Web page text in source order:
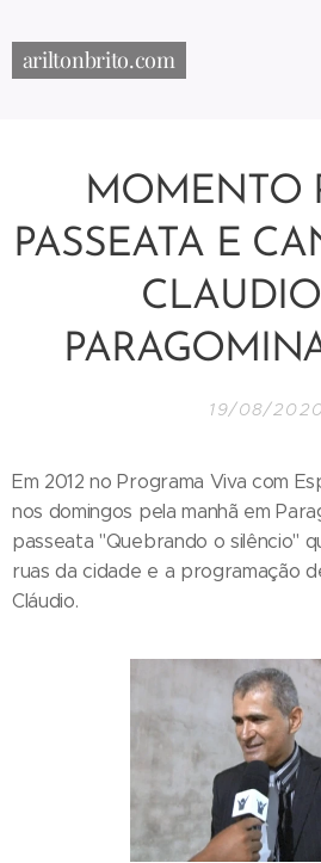
ariltonbrito.com
MOMENTO
PASSEATA E
19/08/
Em 2012 no Programa Viva com
nos domingos pela manhã em
passeata "Quebrando o silêncio"
ruas da cidade e a programação
Cláudio.